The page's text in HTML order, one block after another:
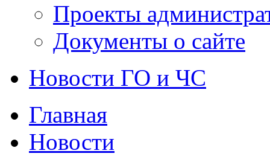
Проекты
Документы о сайте
Новости ГО и ЧС
Главная
Новости